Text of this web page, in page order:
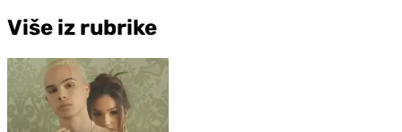
Više iz rubrike